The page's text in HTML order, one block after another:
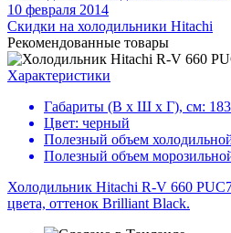
10 февраля 2014
Скидки на холодильники Hitachi
Рекомендованные товары
Характеристики
Габариты (В х Ш х Г), см:
Цвет: черный
Полезный объем
Полезный объем
Холодильник Hitachi R-V 660
цвета, оттенок Brilliant Black.